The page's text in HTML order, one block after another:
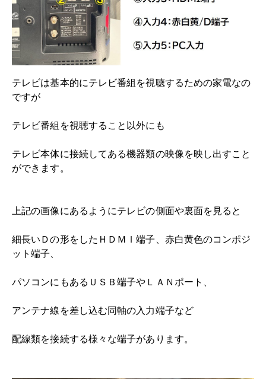
テレビは基本的にテレビ番組を視聴するための家電なの
ですが
テレビ番組を視聴すること以外にも
テレビ本体に接続してある機器類の映像を映し出すこと
ができます。
上記の画像にあるようにテレビの側面や裏面を見ると
細長いＤの形をしたＨＤＭＩ端子、赤白黄色のコンポジ
ット端子、
パソコンにもあるＵＳＢ端子やＬＡＮポート、
アンテナ線を差し込む同軸の入力端子など
配線類を接続する様々な端子があります。